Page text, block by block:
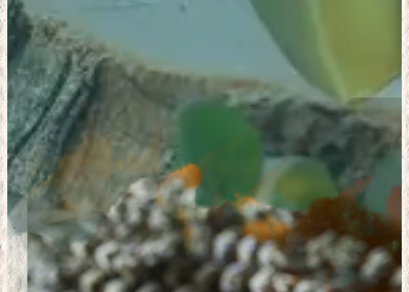
Anasayfa
Arı Ürünleri : Bal, Polen, Propolis, Arı Sütü